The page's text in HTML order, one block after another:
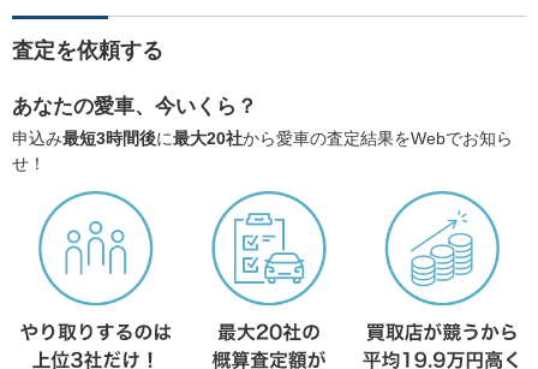
査定を依頼する
あなたの愛車、今いくら？
申込み最短3時間後に最大20社から愛車の査定結果をWebでお知ら
せ！